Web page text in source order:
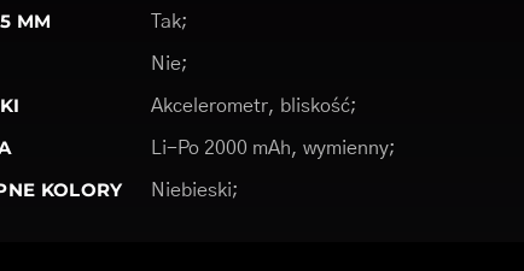
MM Tak;
Nie;
Akcelerometr, bliskość;
Li-Po 2000 mAh, wymienny;
KOLORY Niebieski;